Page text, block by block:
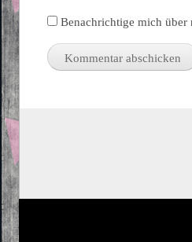
Benachrichtige mich über